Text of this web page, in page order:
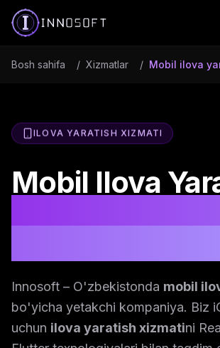
Bosh sahifa / Xizmatlar / Mobil ilova
ILOVA YARATISH XIZMATI
Mobil Ilova
Innosoft – O'zbekistonda mobil
bo'yicha yetakchi kompaniya. Biz
uchun ilova yaratish xizmatini